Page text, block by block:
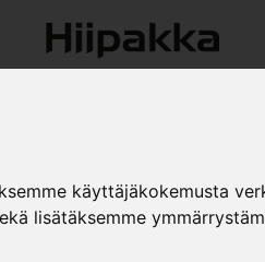
käyttäjäkokemusta
lisätäksemme